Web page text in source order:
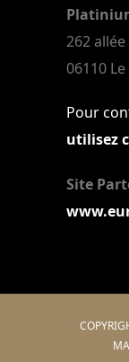
262
06110
Pour
utilisez
Site